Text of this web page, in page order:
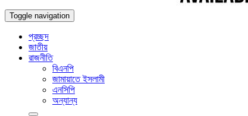
Toggle navigation
প্রচ্ছদ
জাতীয়
রাজনীতি
বিএনপি
জামায়াতে ইসলামী
এনসিপি
অন্যান্য